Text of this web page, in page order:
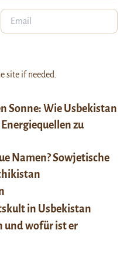
Sonne: Wie Usbekistan
zu
Namen? Sowjetische
in Usbekistan
und wofür ist er
site if needed.